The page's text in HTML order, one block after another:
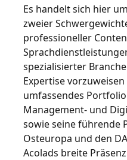
Verteidigung & Sicherheit
Alle Branchen
Es handelt sich hier
zweier
professioneller
spezialisierter
Expertise
umfassendes
Management- und
sowie seine führende
Osteuropa und den
Acolads breite